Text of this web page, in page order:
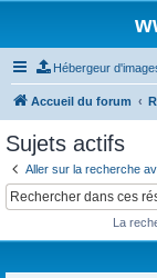
Hébergeur
Accueil du forum
Sujets actifs
Aller sur la recherche
La